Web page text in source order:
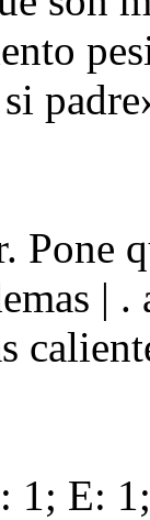
Pone
|
1; E: 1;